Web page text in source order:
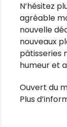
N’hésitez
agréable
nouvelle
nouveaux
pâtisseries
humeur et
Ouvert du
Plus